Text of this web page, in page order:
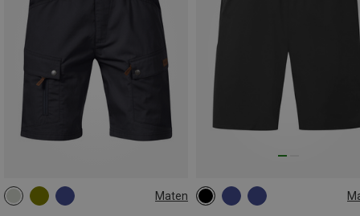
Maten
M L S M L